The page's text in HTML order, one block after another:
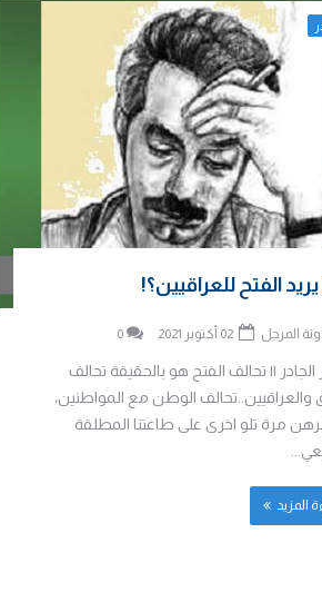
يريد الفتح للعراقيين؟!
المرجل 02 أكتوبر 2021 0
الجادر || تحالف الفتح هو بالحقيقة تحالف
والعراقيين..تحالف الوطن مع المواطنين،
مرة تلو اخرى على طاعتنا المطلقة
المزيد